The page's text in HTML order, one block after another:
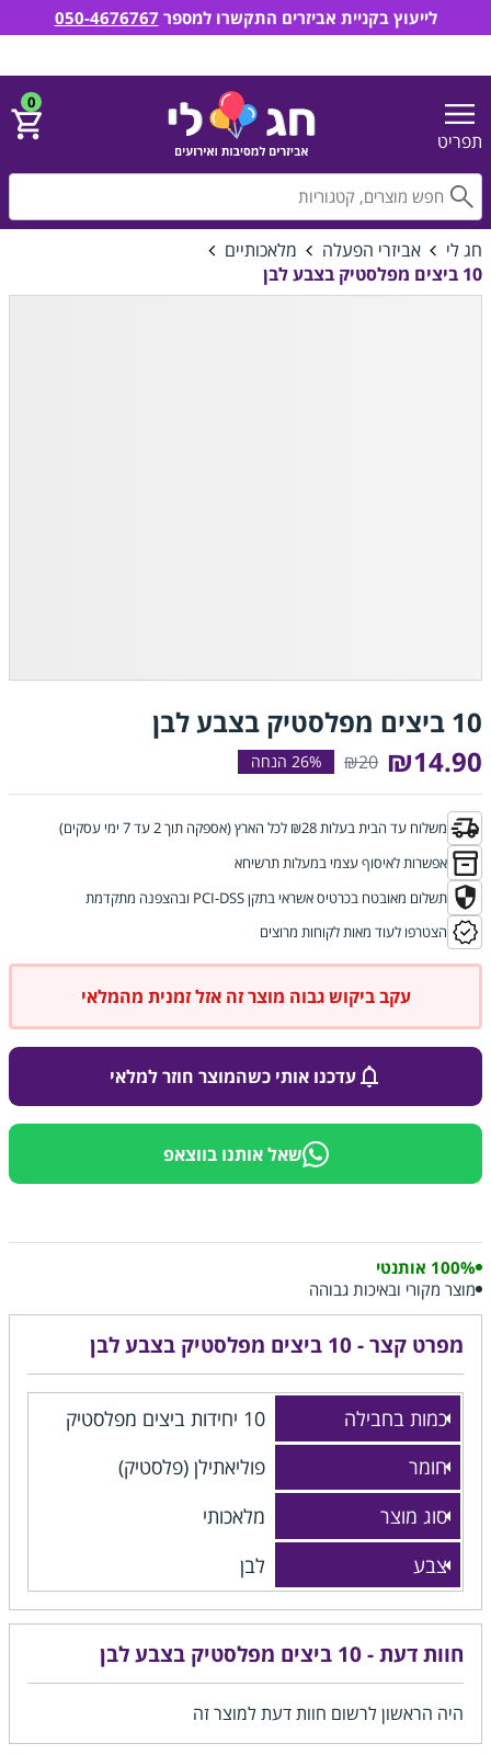
תפריט
0
חג לי אביזרי הפעלה
מלאכותיים
10 ביצים מפלסטיק בצבע לבן
10 ביצים מפלסטיק בצבע לבן
₪14.90
₪20
משלוח עד הבית בעלות ₪28 לכל הארץ (אספקה תוך 2 עד 7 ימי עסקים)
אפשרות לאיסוף עצמי במעלות תרשיחא
תשלום מאובטח בכרטיס אשראי בתקן PCI-DSS ובהצפנה מתקדמת
הצטרפו לעוד מאות לקוחות מרוצים
עקב ביקוש גבוה מוצר זה אזל זמנית מהמלאי
עדכנו אותי כשהמוצר חוזר למלאי
שאל אותנו בווצאפ
100% אותנטי
מוצר מקורי ובאיכות גבוהה
מפרט קצר - 10 ביצים מפלסטיק בצבע לבן
כמות בחבילה
10 יחידות ביצים מפלסטיק
חומר
פוליאתילן (פלסטיק)
סוג מוצר
מלאכותי
צבע
לבן
חוות דעת - 10 ביצים מפלסטיק בצבע לבן
היה הראשון לרשום חוות דעת למוצר זה
לייעוץ בקניית אביזרים התקשרו למספר 050-4676767